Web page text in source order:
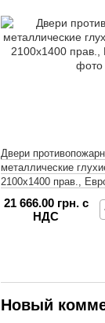
Двери
металлические
2100х1400 прав.,
21 666.00 грн. с
НДС
Новый